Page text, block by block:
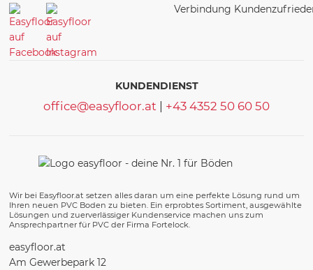
KUNDENDIENST
office@easyfloor.at +43 4352 50 60 50
Wir bei Easyfloor.at setzen alles daran um eine perfekte Lösung rund um
Ihren neuen PVC Boden zu bieten. Ein erprobtes Sortiment, ausgewählte
Lösungen und zuerverlässiger Kundenservice machen uns zum
Ansprechpartner für PVC der Firma Fortelock.
easyfloor.at
Am Gewerbepark 12